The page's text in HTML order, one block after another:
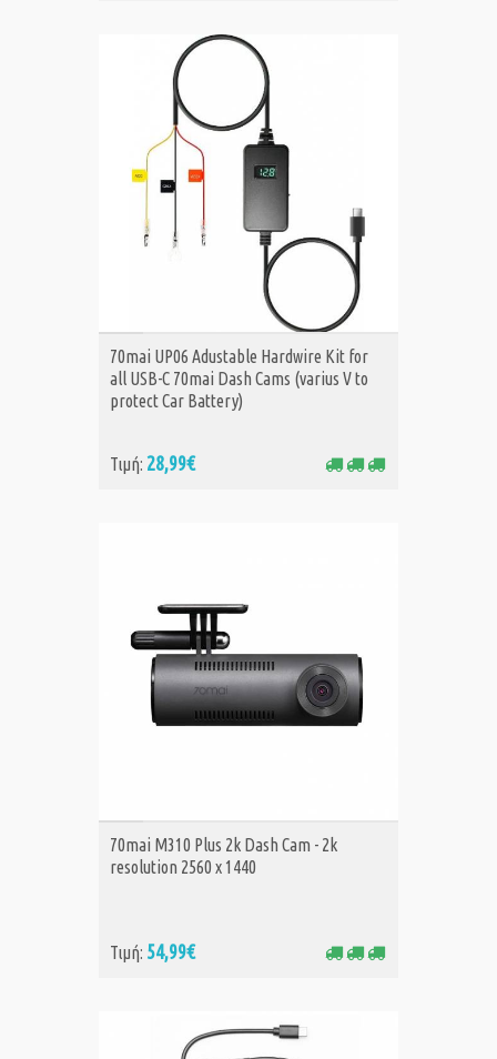
ΑΓΟΡΑ
70mai UP06 Adustable Hardwire Kit for
all USB-C 70mai Dash Cams (varius V to
protect Car Battery)
Τιμή: 28,99€
ΑΓΟΡΑ
70mai M310 Plus 2k Dash Cam - 2k
resolution 2560 x 1440
Τιμή: 54,99€